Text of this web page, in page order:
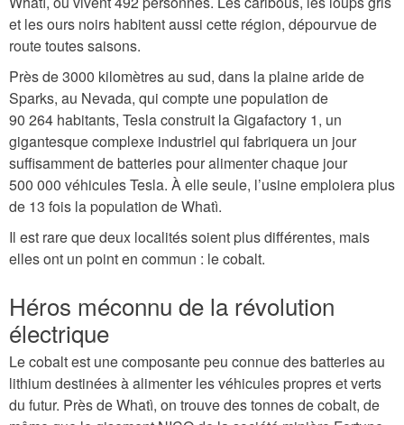
et les ours noirs habitent aussi cette région, dépourvue de
route toutes saisons.
Près de 3000 kilomètres au sud, dans la plaine aride de
Sparks, au Nevada, qui compte une population de
90 264 habitants, Tesla construit la Gigafactory 1, un
gigantesque complexe industriel qui fabriquera un jour
suffisamment de batteries pour alimenter chaque jour
500 000 véhicules Tesla. À elle seule, l’usine emploiera plus
de 13 fois la population de Whatì.
Il est rare que deux localités soient plus différentes, mais
elles ont un point en commun : le cobalt.
Héros méconnu de la révolution
électrique
Le cobalt est une composante peu connue des batteries au
lithium destinées à alimenter les véhicules propres et verts
du futur. Près de Whatì, on trouve des tonnes de cobalt, de